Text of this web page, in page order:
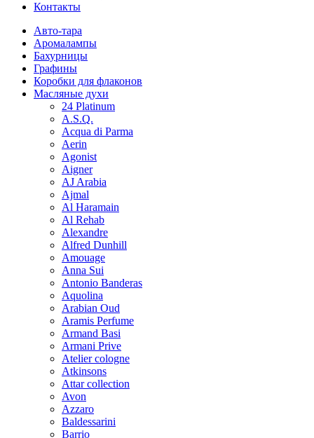
Контакты
Авто-тара
Аромалампы
Бахурницы
Графины
Коробки для флаконов
Масляные духи
24 Platinum
A.S.Q.
Acqua di Parma
Aerin
Agonist
Aigner
AJ Arabia
Ajmal
Al Haramain
Al Rehab
Alexandre
Alfred Dunhill
Amouage
Anna Sui
Antonio Banderas
Aquolina
Arabian Oud
Aramis Perfume
Armand Basi
Armani Prive
Atelier cologne
Atkinsons
Attar collection
Avon
Azzaro
Baldessarini
Barrio